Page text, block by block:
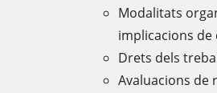
Modalitats
implicacions de
Drets dels
Avaluacions de